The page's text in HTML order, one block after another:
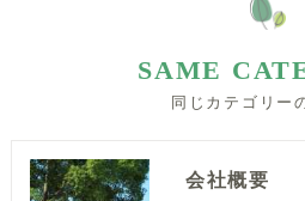
同じカテゴリー
SAME
会社概要